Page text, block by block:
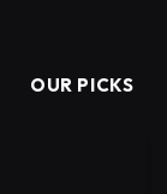
OUR PICKS